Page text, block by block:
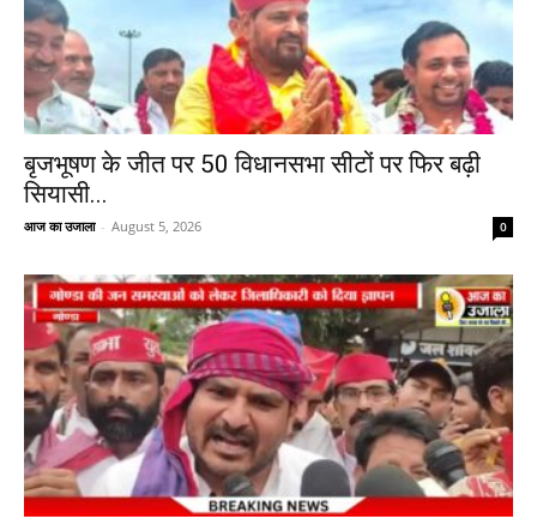
बृजभूषण के जीत पर 50 विधानसभा सीटों पर फिर बढ़ी
सियासी...
आज का उजाला - August 5, 2026 0